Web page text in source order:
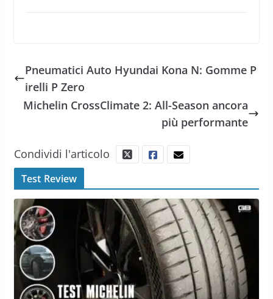
Pneumatici Auto Hyundai Kona N: Gomme P
irelli P Zero
Michelin CrossClimate 2: All-Season ancora
più performante
Condividi l'articolo
Test Review